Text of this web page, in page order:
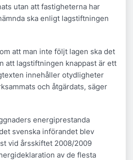
utan att fastigheterna har
ska enligt lagstiftningen
att man inte följt lagen ska det
att lagstiftningen knappast är ett
innehåller otydligheter
och åtgärdats, säger
energiprestanda
svenska införandet blev
vid årsskiftet 2008/2009
av de flesta